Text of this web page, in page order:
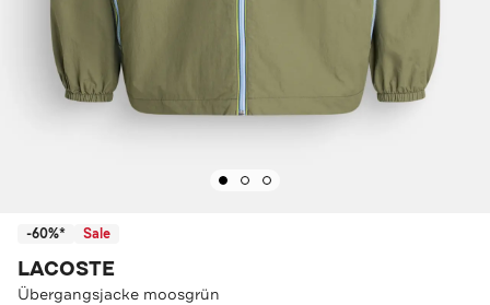
-60%* Sale
LACOSTE
Übergangsjacke moosgrün